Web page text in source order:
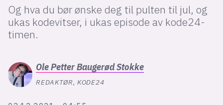
Og hva du bør ønske deg til pulten til jul, og
ukas kodevitser, i ukas episode av kode24-
timen.
Ole PetterBaugerød Stokke
REDAKTØR, KODE24
Bluesky
Facebook
annonseguide
suksesshistorier